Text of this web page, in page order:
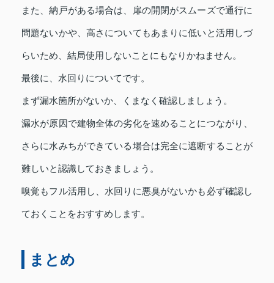
また、納戸がある場合は、扉の開閉がスムーズで通行に
問題ないかや、高さについてもあまりに低いと活用しづ
らいため、結局使用しないことにもなりかねません。
最後に、水回りについてです。
まず漏水箇所がないか、くまなく確認しましょう。
漏水が原因で建物全体の劣化を速めることにつながり、
さらに水みちができている場合は完全に遮断することが
難しいと認識しておきましょう。
嗅覚もフル活用し、水回りに悪臭がないかも必ず確認し
ておくことをおすすめします。
まとめ